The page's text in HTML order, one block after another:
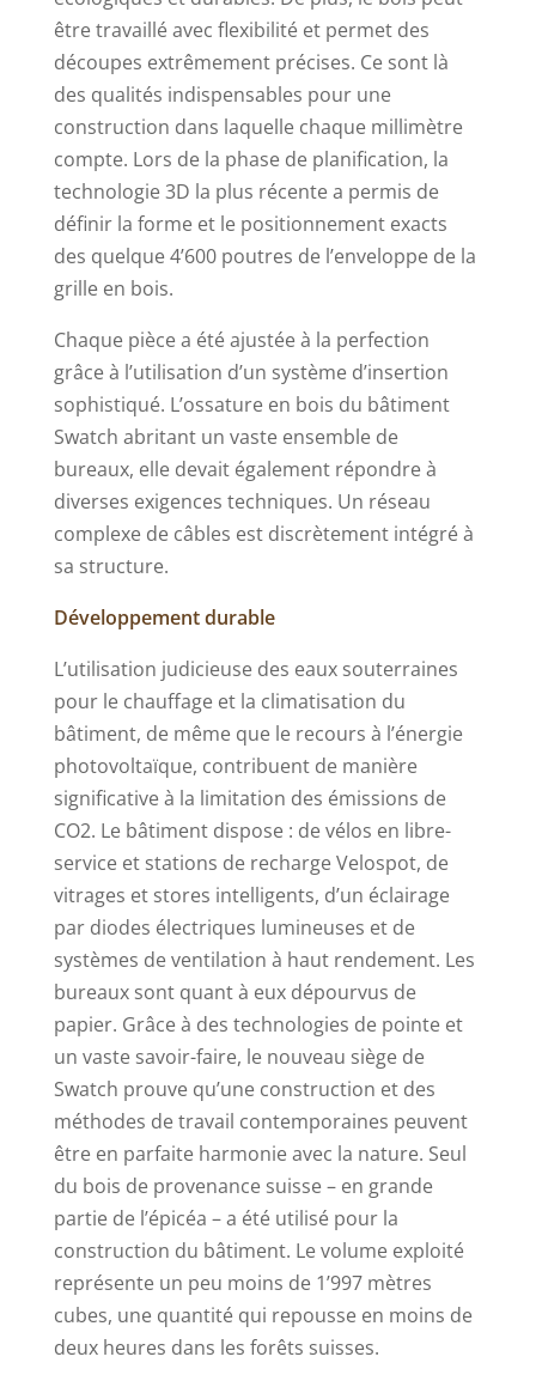
être travaillé avec flexibilité et permet des
découpes extrêmement précises. Ce sont là
des qualités indispensables pour une
construction dans laquelle chaque millimètre
compte. Lors de la phase de planification, la
technologie 3D la plus récente a permis de
définir la forme et le positionnement exacts
des quelque 4’600 poutres de l’enveloppe de la
grille en bois.
Chaque pièce a été ajustée à la perfection
grâce à l’utilisation d’un système d’insertion
sophistiqué. L’ossature en bois du bâtiment
Swatch abritant un vaste ensemble de
bureaux, elle devait également répondre à
diverses exigences techniques. Un réseau
complexe de câbles est discrètement intégré à
sa structure.
Développement durable
L’utilisation judicieuse des eaux souterraines
pour le chauffage et la climatisation du
bâtiment, de même que le recours à l’énergie
photovoltaïque, contribuent de manière
significative à la limitation des émissions de
CO2. Le bâtiment dispose : de vélos en libre-
service et stations de recharge Velospot, de
vitrages et stores intelligents, d’un éclairage
par diodes électriques lumineuses et de
systèmes de ventilation à haut rendement. Les
bureaux sont quant à eux dépourvus de
papier. Grâce à des technologies de pointe et
un vaste savoir-faire, le nouveau siège de
Swatch prouve qu’une construction et des
méthodes de travail contemporaines peuvent
être en parfaite harmonie avec la nature. Seul
du bois de provenance suisse – en grande
partie de l’épicéa – a été utilisé pour la
construction du bâtiment. Le volume exploité
représente un peu moins de 1’997 mètres
cubes, une quantité qui repousse en moins de
deux heures dans les forêts suisses.